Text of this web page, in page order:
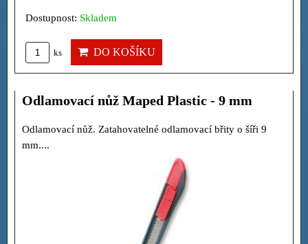
Dostupnost: Skladem
ks DO KOŠÍKU
Odlamovací nůž Maped Plastic - 9 mm
Odlamovací nůž. Zatahovatelné odlamovací břity o šíři 9
mm....